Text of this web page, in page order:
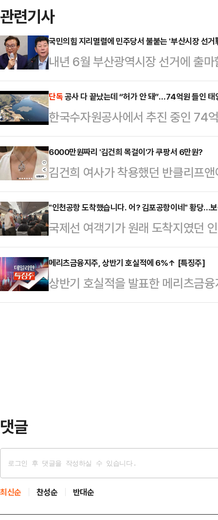
관련기사
국민의힘 지리멸렬에 민주당서 불붙는 '부산시장 선
내년 6월 부산광역시장 선거에 출
윤곽이 잡혀가면서, 더불어민주당
분위기다.부산은 민주당에 '험지'로
집권 1년 만에 치러져 '여당 프리미
사태 및 윤석열 전 대통령 탄핵 후
의힘 상황과 맞물려 "이번에는 해
권 내에서 부산시장 후보로 거론되
호·최인호 전…
단독공사 다 끝났는데 “허가 안 돼”…74억원 들인 태
한국수자원공사에서 추진 중인 74
고 좌초할 위기다. 85% 넘는 공정
치단체는 관련 허가를 내주지 않고
구광역시 군위군 군위댐에 설비
모 수상태양광 설치를 추진 중이다
으나, 올해 현재 공정률 약 85% 상
2018년 사업 당시 전기사업 허가(
2021년 2월 공…
6000만원짜리 '김건희 목걸이'가 쿠팡서 6만원?
김건희 여사가 착용했던 반클리프
팡에서 저렴한 가격에 판매돼 화제
'김건희 목걸이 세일' 등의 문구로
유됐다.올라온 사진을 보면 해당 제
S925 화이트골드도금'이라는 상
매되고 있다. 심지어 무료배송이다
않아 논란을 의식해 삭제된 것으로
아펠의 '스노우 플레이크…
"인천공항 도착했습니다. 어? 김포공항이네" 황당...
국제선 여객기가 원래 도착지였던
당한 일이 벌어졌다.14일 연합뉴스
룸푸르에서 출발해 오후 7시50분
아 D7 506편이 국내 상공을 선회
륙한 곳은 인천공항이 아닌 김포공
메리츠금융지주, 상반기 호실적에 6%↑ [특징주]
상반기 호실적을 발표한 메리츠금
고 있다.한국거래소에 따르면, 이
댓글
최신순 찬성순 반대순